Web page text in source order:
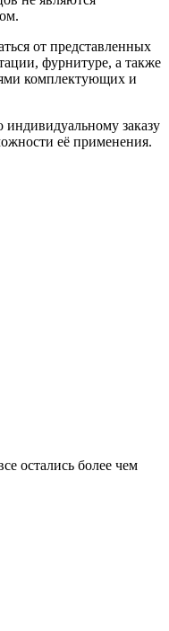
от представленных
фурнитуре, а также
комплектующих и
заказу
её применения.
остались более чем